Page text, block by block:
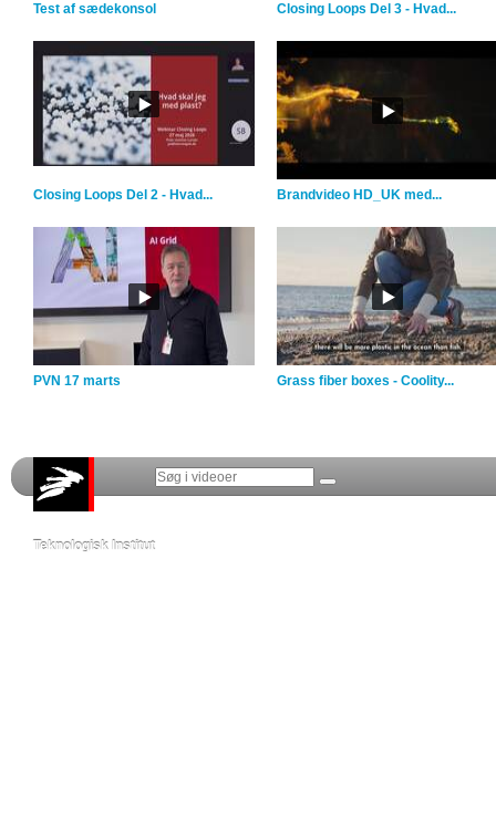
Test af sædekonsol Closing Loops Del 3 - Hvad...
Closing Loops Del 2 - Hvad... Brandvideo HD_UK med...
PVN 17 marts Grass fiber boxes - Coolity...
Teknologisk Institut